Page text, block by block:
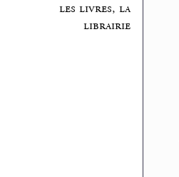
les livres, la
librairie